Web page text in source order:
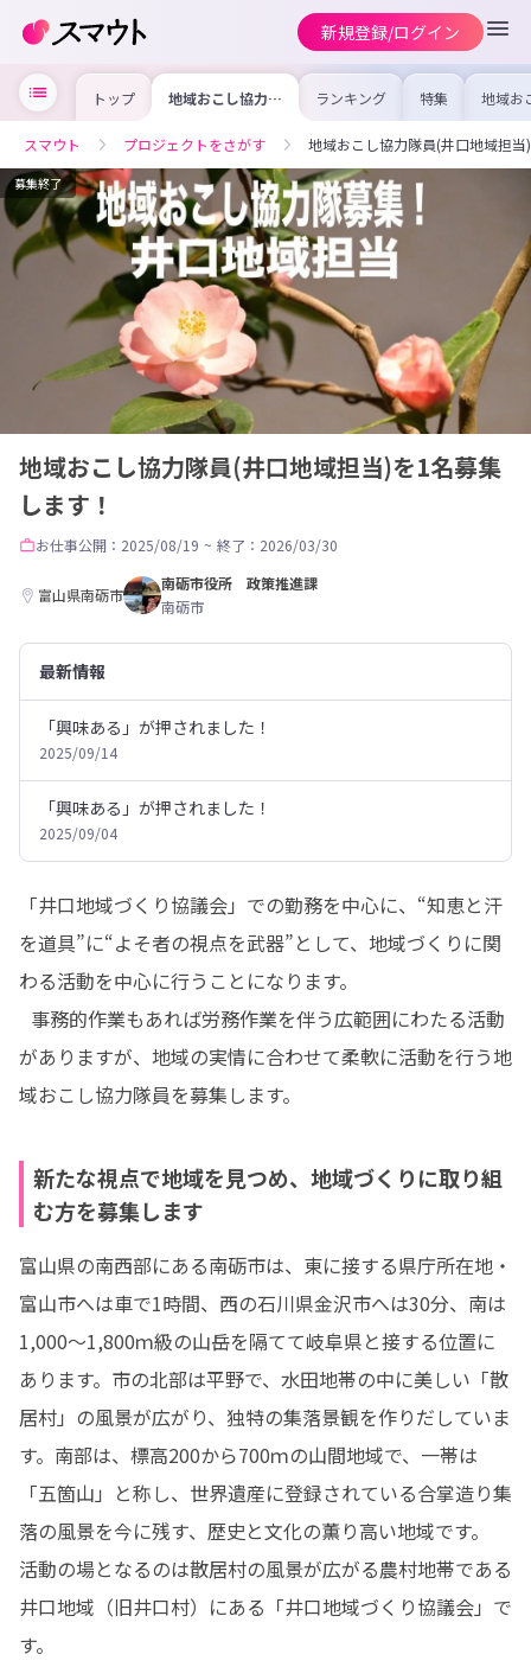
新規登録/ログイン
トップ 地域おこし協力隊
員(井口地域担当)
す！
ランキング 特集 地域お
の求
を集め
事内容
を比較
合った
スマウト プロジェクトをさがす 地域おこし協力隊員(井口地域担
募集終了
地域おこし協力隊員(井口地域担当)を1名募集
します！
お仕事公開：2025/08/19 ~ 終了：2026/03/30
富山県南砺市
南砺市役所 政策推進課
南砺市
最新情報
「興味ある」が押されました！
2025/09/14
「興味ある」が押されました！
2025/09/04
「井口地域づくり協議会」での勤務を中心に、“知恵と汗
を道具”に“よそ者の視点を武器”として、地域づくりに関
わる活動を中心に行うことになります。
がありますが、地域の実情に合わせて柔軟に活動を行う地
域おこし協力隊員を募集します。
新たな視点で地域を見つめ、地域づくりに取り組
む方を募集します
富山県の南西部にある南砺市は、東に接する県庁所在地・
富山市へは車で1時間、西の石川県金沢市へは30分、南は
1,000～1,800ｍ級の山岳を隔てて岐阜県と接する位置に
あります。市の北部は平野で、水田地帯の中に美しい「散
居村」の風景が広がり、独特の集落景観を作りだしていま
す。南部は、標高200から700ｍの山間地域で、一帯は
「五箇山」と称し、世界遺産に登録されている合掌造り集
落の風景を今に残す、歴史と文化の薫り高い地域です。
活動の場となるのは散居村の風景が広がる農村地帯である
井口地域（旧井口村）にある「井口地域づくり協議会」で
す。